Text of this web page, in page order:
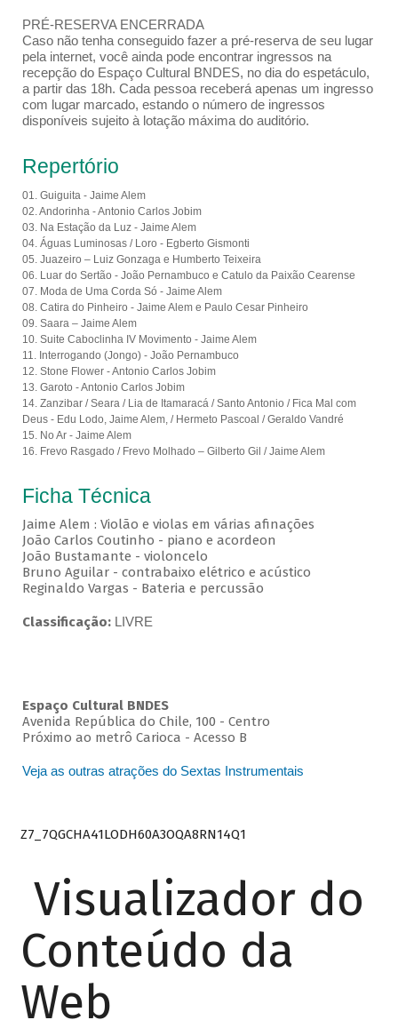
PRÉ-RESERVA ENCERRADA
Caso não tenha conseguido fazer a pré-reserva de seu lugar
pela internet, você ainda pode encontrar ingressos na
recepção do Espaço Cultural BNDES, no dia do espetáculo,
a partir das 18h. Cada pessoa receberá apenas um ingresso
com lugar marcado, estando o número de ingressos
disponíveis sujeito à lotação máxima do auditório.
Repertório
01. Guiguita - Jaime Alem
02. Andorinha - Antonio Carlos Jobim
03. Na Estação da Luz - Jaime Alem
04. Águas Luminosas / Loro - Egberto Gismonti
05. Juazeiro – Luiz Gonzaga e Humberto Teixeira
06. Luar do Sertão - João Pernambuco e Catulo da Paixão Cearense
07. Moda de Uma Corda Só - Jaime Alem
08. Catira do Pinheiro - Jaime Alem e Paulo Cesar Pinheiro
09. Saara – Jaime Alem
10. Suite Caboclinha IV Movimento - Jaime Alem
11. Interrogando (Jongo) - João Pernambuco
12. Stone Flower - Antonio Carlos Jobim
13. Garoto - Antonio Carlos Jobim
14. Zanzibar / Seara / Lia de Itamaracá / Santo Antonio / Fica Mal com
Deus - Edu Lodo, Jaime Alem, / Hermeto Pascoal / Geraldo Vandré
15. No Ar - Jaime Alem
16. Frevo Rasgado / Frevo Molhado – Gilberto Gil / Jaime Alem
Ficha Técnica
Jaime Alem : Violão e violas em várias afinações
João Carlos Coutinho - piano e acordeon
João Bustamante - violoncelo
Bruno Aguilar - contrabaixo elétrico e acústico
Reginaldo Vargas - Bateria e percussão
Classificação: LIVRE
Espaço Cultural BNDES
Avenida República do Chile, 100 - Centro
Próximo ao metrô Carioca - Acesso B
Veja as outras atrações do Sextas Instrumentais
Z7_7QGCHA41LODH60A3OQA8RN14Q1
Visualizador do
Conteúdo da
Web